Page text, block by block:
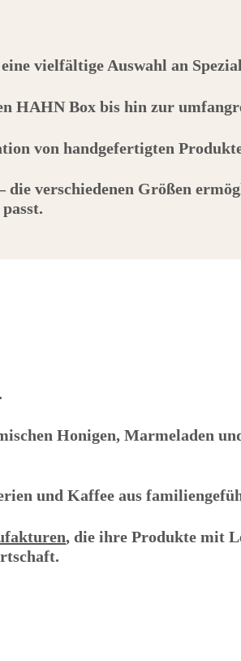
eine vielfältige Auswahl an
HAHN Box bis hin zur
von handgefertigten
verschiedenen Größen
Honigen, Marmeladen
und Kaffee aus
, die ihre Produkte mit